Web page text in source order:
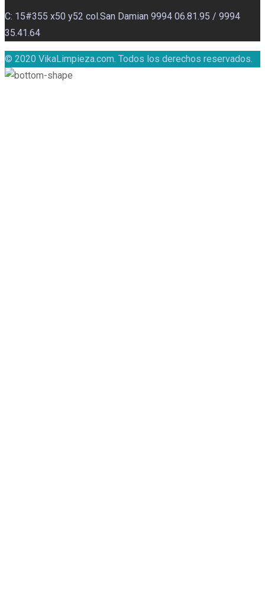
C: 15#355 x50 y52 col.San Damian 9994 06.81.95 / 9994
35.41.64
© 2020 VikaLimpieza.com. Todos los derechos reservados.